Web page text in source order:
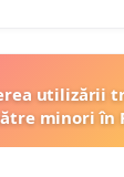
utilizării
minori în